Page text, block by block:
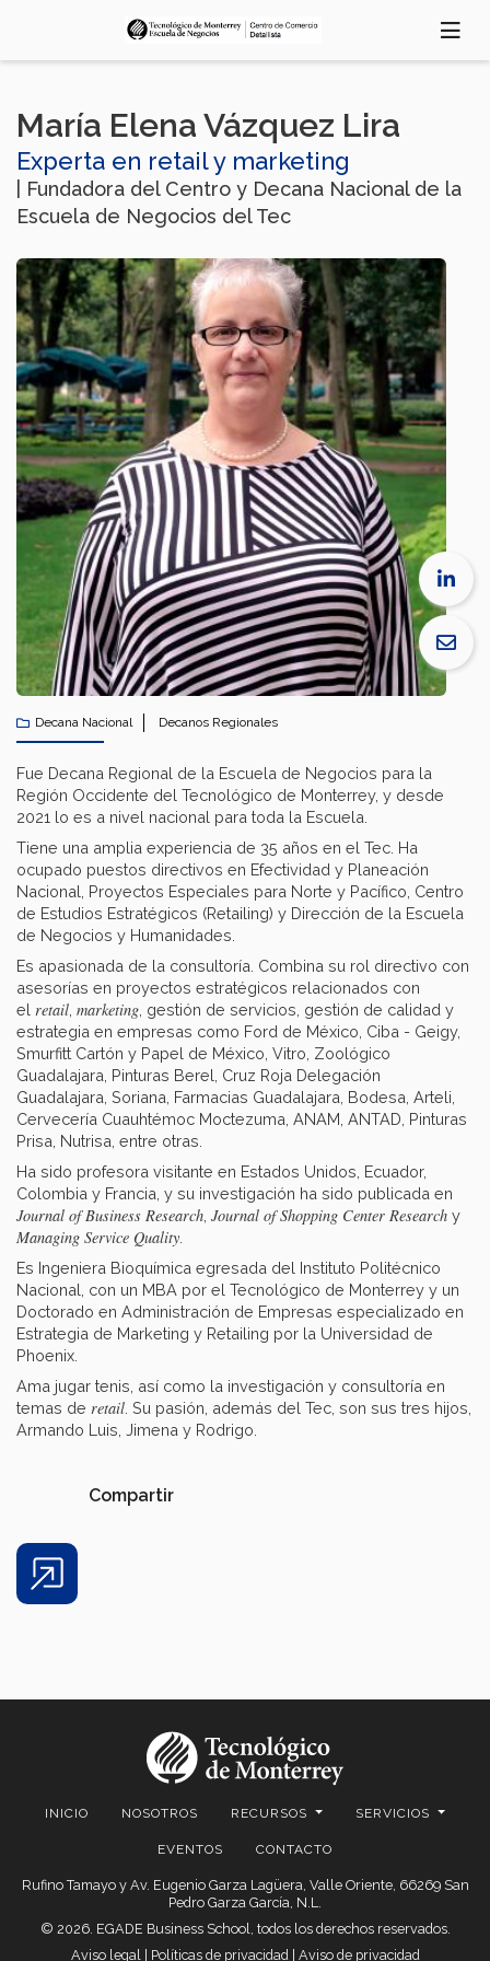
María Elena Vázquez Lira
Experta en retail y marketing
| Fundadora del Centro y Decana Nacional de la
Escuela de Negocios del Tec
Decana Nacional Decanos Regionales
Fue Decana Regional de la Escuela de Negocios para la
Región Occidente del Tecnológico de Monterrey, y desde
2021 lo es a nivel nacional para toda la Escuela.
Tiene una amplia experiencia de 35 años en el Tec. Ha
ocupado puestos directivos en Efectividad y Planeación
Nacional, Proyectos Especiales para Norte y Pacífico, Centro
de Estudios Estratégicos (Retailing) y Dirección de la Escuela
de Negocios y Humanidades.
Es apasionada de la consultoría. Combina su rol directivo con
asesorías en proyectos estratégicos relacionados con
el retail marketing , gestión de servicios, gestión de calidad y
estrategia en empresas como Ford de México, Ciba - Geigy,
Smurfitt Cartón y Papel de México, Vitro, Zoológico
Guadalajara, Pinturas Berel, Cruz Roja Delegación
Guadalajara, Soriana, Farmacias Guadalajara, Bodesa, Arteli,
Cervecería Cuauhtémoc Moctezuma, ANAM, ANTAD, Pinturas
Prisa, Nutrisa, entre otras.
Ha sido profesora visitante en Estados Unidos, Ecuador,
Colombia y Francia, y su investigación ha sido publicada en
Journal of Business Research Journal of Shopping Center Research y
Managing Service Quality
Es Ingeniera Bioquímica egresada del Instituto Politécnico
Nacional, con un MBA por el Tecnológico de Monterrey y un
Doctorado en Administración de Empresas especializado en
Estrategia de Marketing y Retailing por la Universidad de
Phoenix.
Ama jugar tenis, así como la investigación y consultoría en
temas de retail . Su pasión, además del Tec, son sus tres hijos,
Armando Luis, Jimena y Rodrigo.
Share
Compartir
INICIO NOSOTROS RECURSOS SERVICIOS
EVENTOS CONTACTO
Rufino Tamayo y Av. Eugenio Garza Lagüera, Valle Oriente, 66269 San
Pedro Garza García, N.L.
© 2026. EGADE Business School, todos los derechos reservados.
Aviso legal | Políticas de privacidad | Aviso de privacidad